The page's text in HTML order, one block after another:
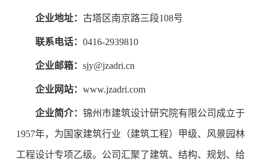
企业地址：古塔区南京路三段108号
联系电话：0416-2939810
企业邮箱：sjy@jzadri.cn
企业网站：www.jzadri.com
企业简介：锦州市建筑设计研究院有限公司成立于
1957年，为国家建筑行业（建筑工程）甲级、风景园林
工程设计专项乙级。公司汇聚了建筑、结构、规划、给